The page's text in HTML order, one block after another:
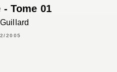
- Tome 01
2005